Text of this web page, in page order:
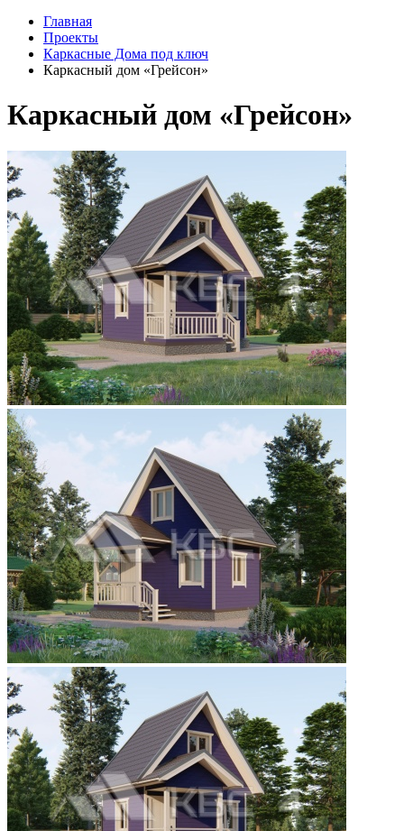
Главная
Проекты
Каркасные Дома под ключ
Каркасный дом «Грейсон»
Каркасный дом «Грейсон»